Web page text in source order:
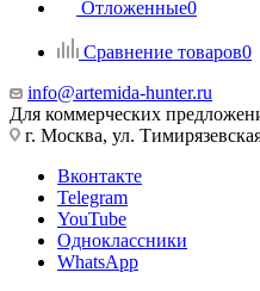
Отложенные0
Сравнение товаров0
info@artemida-hunter.ru
Для коммерческих
г. Москва, ул.
Вконтакте
Telegram
YouTube
Одноклассники
WhatsApp